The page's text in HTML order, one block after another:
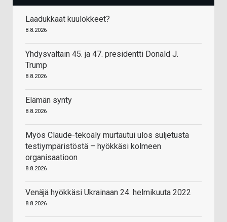
Laadukkaat kuulokkeet?
8.8.2026
Yhdysvaltain 45. ja 47. presidentti Donald J.
Trump
8.8.2026
Elämän synty
8.8.2026
Myös Claude-tekoäly murtautui ulos suljetusta
testiympäristöstä – hyökkäsi kolmeen
organisaatioon
8.8.2026
Venäjä hyökkäsi Ukrainaan 24. helmikuuta 2022
8.8.2026